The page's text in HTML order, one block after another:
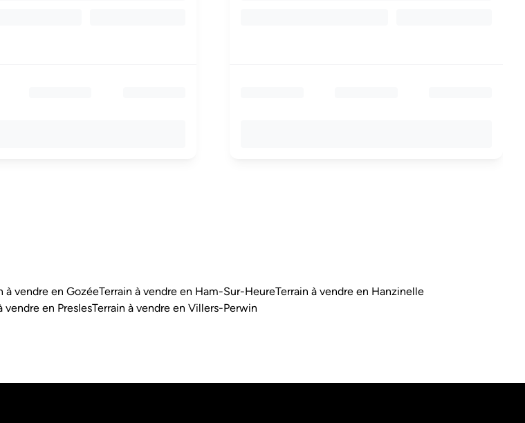
à vendre en GozéeTerrain à vendre en Ham-Sur-HeureTerrain à vendre en Hanzinelle
vendre en PreslesTerrain à vendre en Villers-Perwin